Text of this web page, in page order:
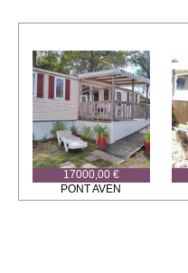
17000,00 €
PONT AVEN